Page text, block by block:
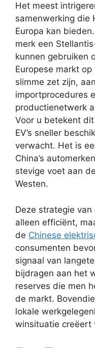
Het meest
samenwerking die
Europa kan
merk een
kunnen gebruiken
Europese markt
slimme zet zijn,
importprocedures
productienetwerk
Voor u betekent
EV’s sneller
verwacht. Het is
China’s
stevige voet aan
Westen.
Deze strategie
alleen efficiënt,
de Chinese
consumenten
signaal van
bijdragen aan het
reserves die men
de markt.
lokale
winsituatie creëert